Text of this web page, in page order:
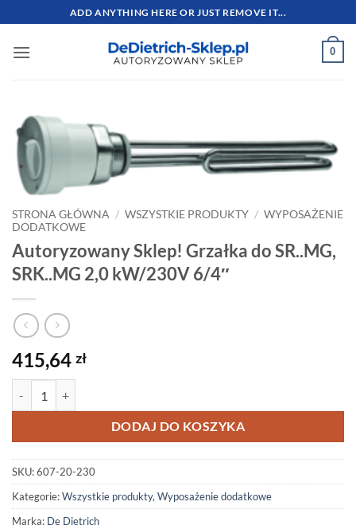
do
zawartości
ADD ANYTHING HERE OR JUST REMOVE IT...
0
STRONA GŁÓWNA / WSZYSTKIE PRODUKTY / WYPOSAŻENIE
DODATKOWE
Autoryzowany Sklep! Grzałka do SR..MG,
SRK..MG 2,0 kW/230V 6/4″
415,64 zł
DODAJ DO KOSZYKA
SKU:607-20-230
Kategorie:Wszystkie produkty,Wyposażenie dodatkowe
Marka: De Dietrich